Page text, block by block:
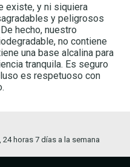
existe, y ni siquiera
y peligrosos
hecho, nuestro
no contiene
una base alcalina para
tranquila. Es seguro
es respetuoso con
horas 7 días a la semana